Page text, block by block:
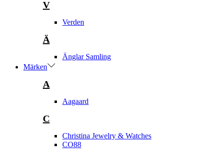
V
Verden
Ä
Änglar Samling
Märken
A
Aagaard
C
Christina Jewelry & Watches
CO88